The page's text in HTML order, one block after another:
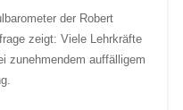
der Robert
zeigt: Viele Lehrkräfte
zunehmendem auffälligem